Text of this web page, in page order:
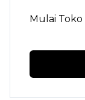
Mulai